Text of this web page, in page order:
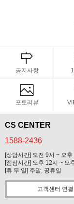
공지사항
포토리뷰
CS CENTER
1588-2436
[상담시간] 오전 9시 ~ 오후
[점심시간] 오후 12시 ~ 오
[휴 무 일] 주말, 공휴일
고객센터 연결